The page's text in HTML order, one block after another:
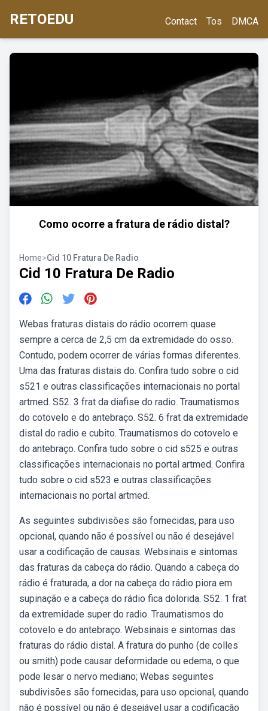
RETOEDU Contact Tos DMCA
Como ocorre a fratura de rádio distal?
Home>Cid 10 Fratura De Radio
Cid 10 Fratura De Radio
Webas fraturas distais do rádio ocorrem quase
sempre a cerca de 2,5 cm da extremidade do osso.
Contudo, podem ocorrer de várias formas diferentes.
Uma das fraturas distais do. Confira tudo sobre o cid
s521 e outras classificações internacionais no portal
artmed. S52. 3 frat da diafise do radio. Traumatismos
do cotovelo e do antebraço. S52. 6 frat da extremidade
distal do radio e cubito. Traumatismos do cotovelo e
do antebraço. Confira tudo sobre o cid s525 e outras
classificações internacionais no portal artmed. Confira
tudo sobre o cid s523 e outras classificações
internacionais no portal artmed.
As seguintes subdivisões são fornecidas, para uso
opcional, quando não é possível ou não é desejável
usar a codificação de causas. Websinais e sintomas
das fraturas da cabeça do rádio. Quando a cabeça do
rádio é fraturada, a dor na cabeça do rádio piora em
supinação e a cabeça do rádio fica dolorida. S52. 1 frat
da extremidade super do radio. Traumatismos do
cotovelo e do antebraço. Websinais e sintomas das
fraturas do rádio distal. A fratura do punho (de colles
ou smith) pode causar deformidade ou edema, o que
pode lesar o nervo mediano; Webas seguintes
subdivisões são fornecidas, para uso opcional, quando
não é possível ou não é desejável usar a codificação